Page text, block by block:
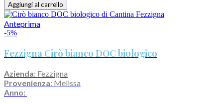
Aggiungi al carrello
Anteprima
-5%
Fezzigna Cirò bianco DOC biologico
Azienda: Fezzigna
Provenienza: Melissa
Anno: